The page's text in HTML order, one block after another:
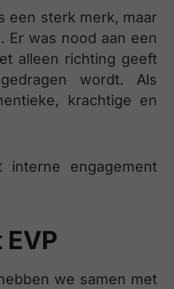
een sterk merk, maar
Er was nood aan een
alleen richting geeft
wordt. Als
krachtige en
engagement
we samen met